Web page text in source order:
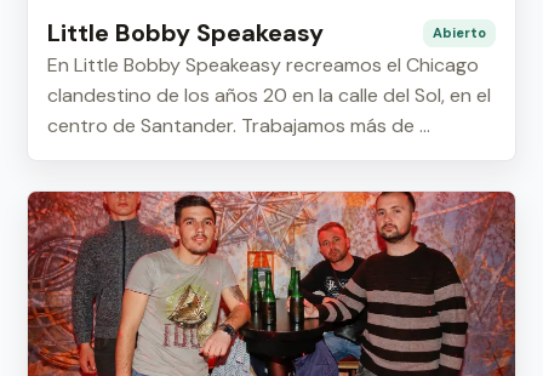
Little Bobby Speakeasy Abierto
En Little Bobby Speakeasy recreamos el Chicago
clandestino de los años 20 en la calle del Sol, en el
centro de Santander. Trabajamos más de ...